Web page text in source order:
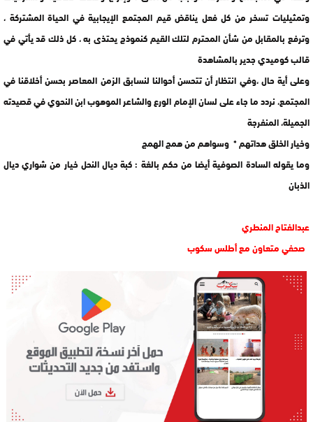
وتمثيليات تسخر من كل فعل يناقض قيم المجتمع الإيجابية في الحياة المشتركة ،
وترفع بالمقابل من شأن المحترم لتلك القيم كنموذج يحتذى به ، كل ذلك قد يأتي في
قالب كوميدي جدير بالمشاهدة
وعلى أية حال ،وفي انتظار أن تتحسن أحوالنا لنسابق الزمن المعاصر بحسن أخلاقنا في
المجتمع، نردد ما جاء على لسان الإمام الورع والشاعر الموهوب ابن النحوي في قصيدته
الجميلة، المنفرجة
وخيار الخلق هداتهم * وسواهم من همج الهمج
وما يقوله السادة الصوفية أيضا من حكم بالغة : كبة ديال النحل خيار من شواري ديال
الذبان
عبدالفتاح المنطري
صحفي متعاون مع أطلس سكوب